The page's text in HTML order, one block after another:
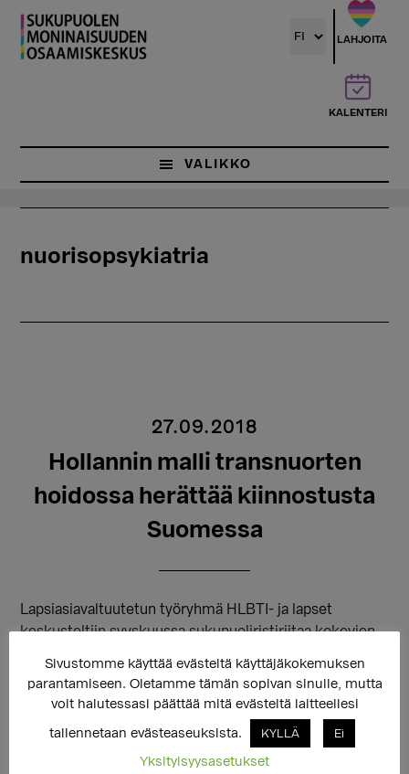
Hyppää
pääsisältöön
LAHJOITA
KALENTERI
VALIKKO
nuorisopsykiatria
27.09.2018
Hollannin malli transnuorten
hoidossa herättää kiinnostusta
Suomessa
Lapsiasiavaltuutetun työryhmä HLBTI- ja lapset
keskusteltiin syyskuussa sukupuoliristiriitaa kokevien
hoidoissa ollaan pitkällä. Lapsiasianvaltuutetun
työryhmä konsultoi lasten ja nuorten hoidoista HUSin
nuorisogynekologi Elina Holopaista sekä psykologi
Thomas D. Steensmaa, joka työskentelee
Sivustomme käyttää evästeitä käyttäjäkokemuksen
parantamiseen. Oletamme tämän sopivan sinulle, mutta
voit halutessasi päättää mitä evästeitä laitteellesi
tallennetaan evästeaseuksista. KYLLÄ Ei
Yksityisyysasetukset